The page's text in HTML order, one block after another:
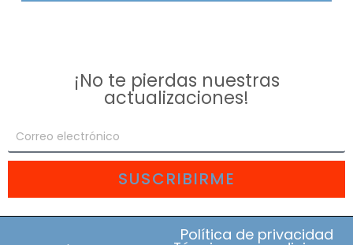
¡No te pierdas nuestras
actualizaciones!
SUSCRIBIRME
Política de privacidad